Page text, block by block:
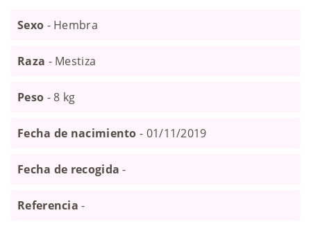
Sexo - Hembra
Raza - Mestiza
Peso - 8 kg
Fecha de nacimiento - 01/11/2019
Fecha de recogida -
Referencia -